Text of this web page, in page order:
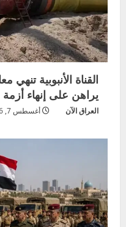
القناة الأنبوبية
يراهن على إنهاء أزمة
العراق الآن أغسطس 7, 2026